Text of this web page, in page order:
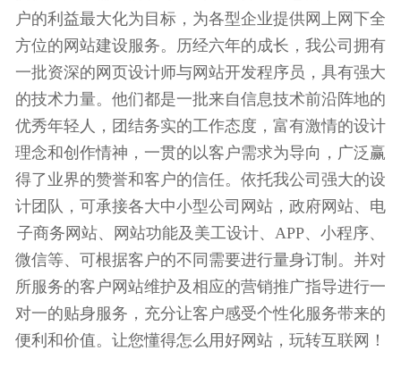
户的利益最大化为目标，为各型企业提供网上网下全
方位的网站建设服务。历经六年的成长，我公司拥有
一批资深的网页设计师与网站开发程序员，具有强大
的技术力量。他们都是一批来自信息技术前沿阵地的
优秀年轻人，团结务实的工作态度，富有激情的设计
理念和创作情神，一贯的以客户需求为导向，广泛赢
得了业界的赞誉和客户的信任。依托我公司强大的设
计团队，可承接各大中小型公司网站，政府网站、电
子商务网站、网站功能及美工设计、APP、小程序、
微信等、可根据客户的不同需要进行量身订制。并对
所服务的客户网站维护及相应的营销推广指导进行一
对一的贴身服务，充分让客户感受个性化服务带来的
便利和价值。让您懂得怎么用好网站，玩转互联网！